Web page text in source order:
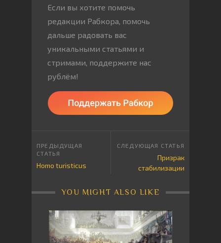
Если вы хотите помочь
редакции Рабкора, помочь
дальше радовать вас
уникальными статьями и
стримами, поддержите нас
рублём!
Homo turisticus
Призрак
стабилизации
YOU MIGHT ALSO LIKE